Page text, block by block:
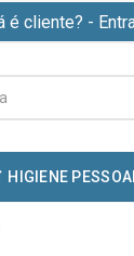
é cliente? -
HIGIENE